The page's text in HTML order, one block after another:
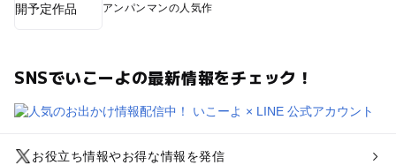
アンパンマンの人気作
SNSでいこーよの最新情報をチェック！
お役立ち情報やお得な情報を発信